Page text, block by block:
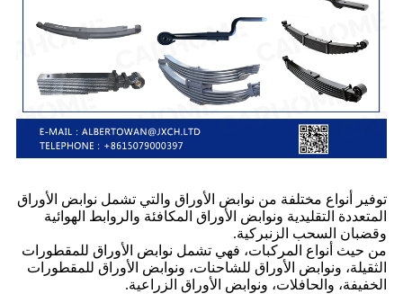
توفير أنواع مختلفة من نوابض الأوراق والتي تشمل نوابض الأوراق
المتعددة التقليدية ونوابض الأوراق المكافئة والروابط الهوائية
وقضبان السحب الزنبركية.
من حيث أنواع المركبات، فهي تشمل نوابض الأوراق للمقطورات
الثقيلة، ونوابض الأوراق للشاحنات، ونوابض الأوراق للمقطورات
الخفيفة، والحافلات، ونوابض الأوراق الزراعية.